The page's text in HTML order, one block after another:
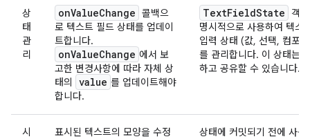
상
태
관
리
onValueChange 콜백으
로 텍스트 필드 상태를 업데이
트합니다.
onValueChange 에서 보
고한 변경사항에 따라 자체 상
태의
value 를 업데이트해야
합니다.
TextFieldState
객
명시적으로 사용하여 텍스
입력 상태 (값, 선택, 컴포
를 관리합니다. 이 상태는
하고 공유할 수 있습니다.
시
표시된 텍스트의 모양을 수정
상태에 커밋되기 전에 사용